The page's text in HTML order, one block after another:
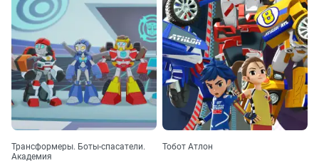
Трансформеры. Боты-спасатели.
Академия
Тобот Атлон